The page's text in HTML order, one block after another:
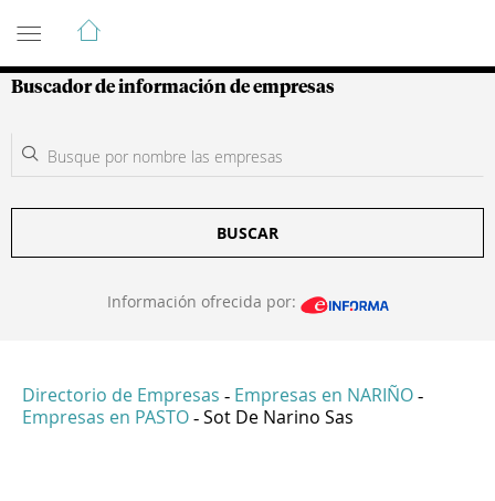
Guía de Empresas Colombianas
Buscador de información de empresas
BUSCAR
Información ofrecida por:
Directorio de Empresas - Empresas en NARIÑO -
Empresas en PASTO - Sot De Narino Sas